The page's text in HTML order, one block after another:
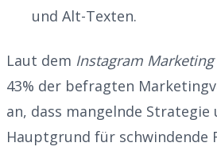
und Alt-Texten.
Laut dem Instagram
43% der befragten
an, dass mangelnde Strategie
Hauptgrund für schwindende